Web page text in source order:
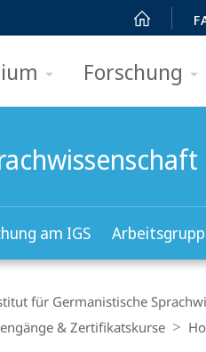
Forschung
am IGS
für Germanistische
& Zertifikatskurse